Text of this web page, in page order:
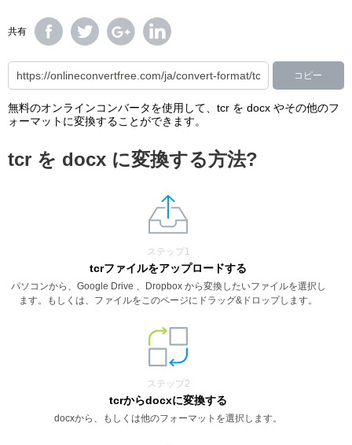
共有
コピー
無料のオンラインコンバータを使用して、tcr を docx やその他のフ
ォーマットに変換することができます。
tcr を docx に変換する方法?
ステップ1
tcrファイルをアップロードする
パソコンから、Google Drive 、Dropbox から変換したいファイルを選択し
ます。もしくは、ファイルをこのページにドラッグ&ドロップします。
ステップ2
tcrからdocxに変換する
docxから、もしくは他のフォーマットを選択します。